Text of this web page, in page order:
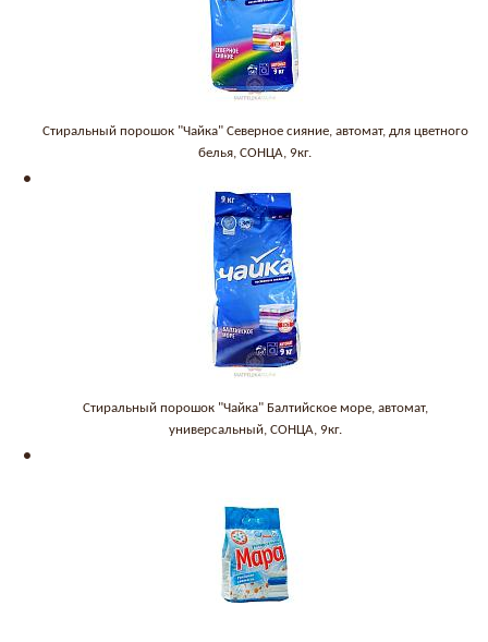
Стиральный порошок "Чайка" Северное сияние, автомат, для цветного
белья, СОНЦА, 9кг.
Стиральный порошок "Чайка" Балтийское море, автомат,
универсальный, СОНЦА, 9кг.